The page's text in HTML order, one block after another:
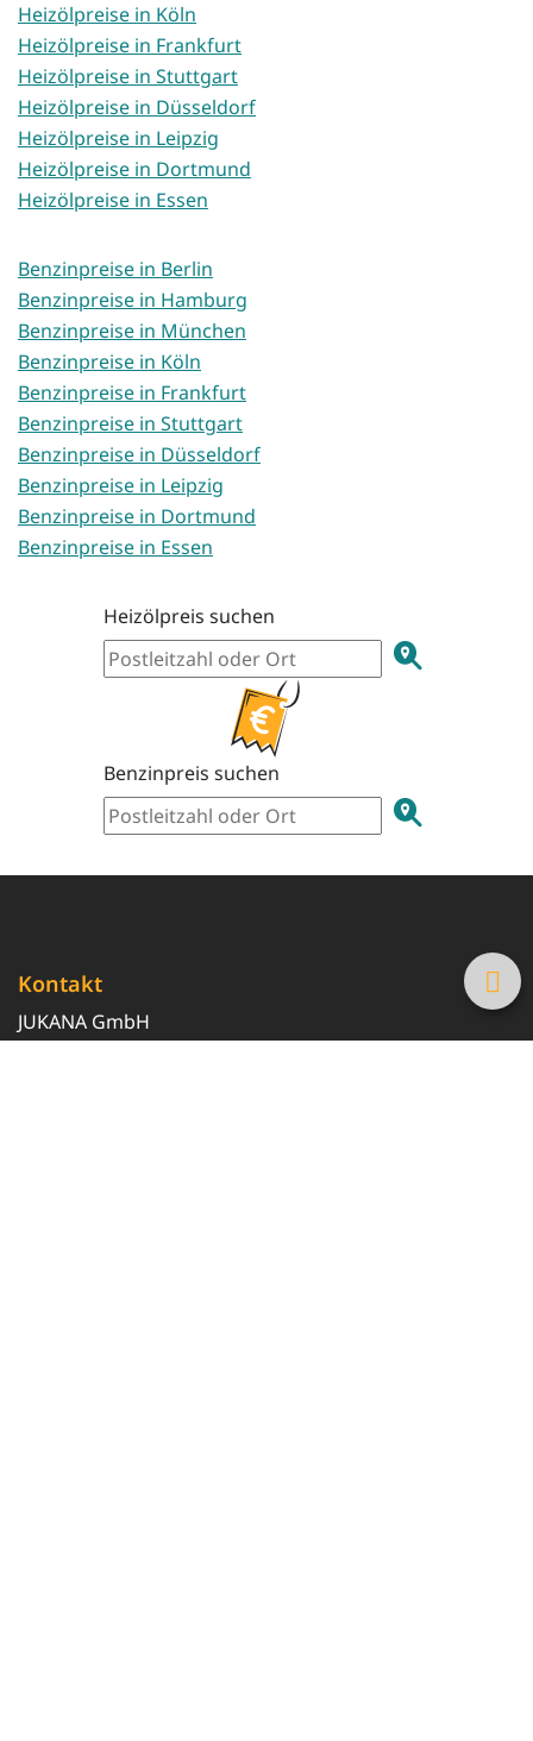
Heizölpreise in Köln
Heizölpreise in Frankfurt
Heizölpreise in Stuttgart
Heizölpreise in Düsseldorf
Heizölpreise in Leipzig
Heizölpreise in Dortmund
Heizölpreise in Essen
Benzinpreise in Berlin
Benzinpreise in Hamburg
Benzinpreise in München
Benzinpreise in Köln
Benzinpreise in Frankfurt
Benzinpreise in Stuttgart
Benzinpreise in Düsseldorf
Benzinpreise in Leipzig
Benzinpreise in Dortmund
Benzinpreise in Essen
Heizölpreis suchen
Benzinpreis suchen
Kontakt
JUKANA GmbH